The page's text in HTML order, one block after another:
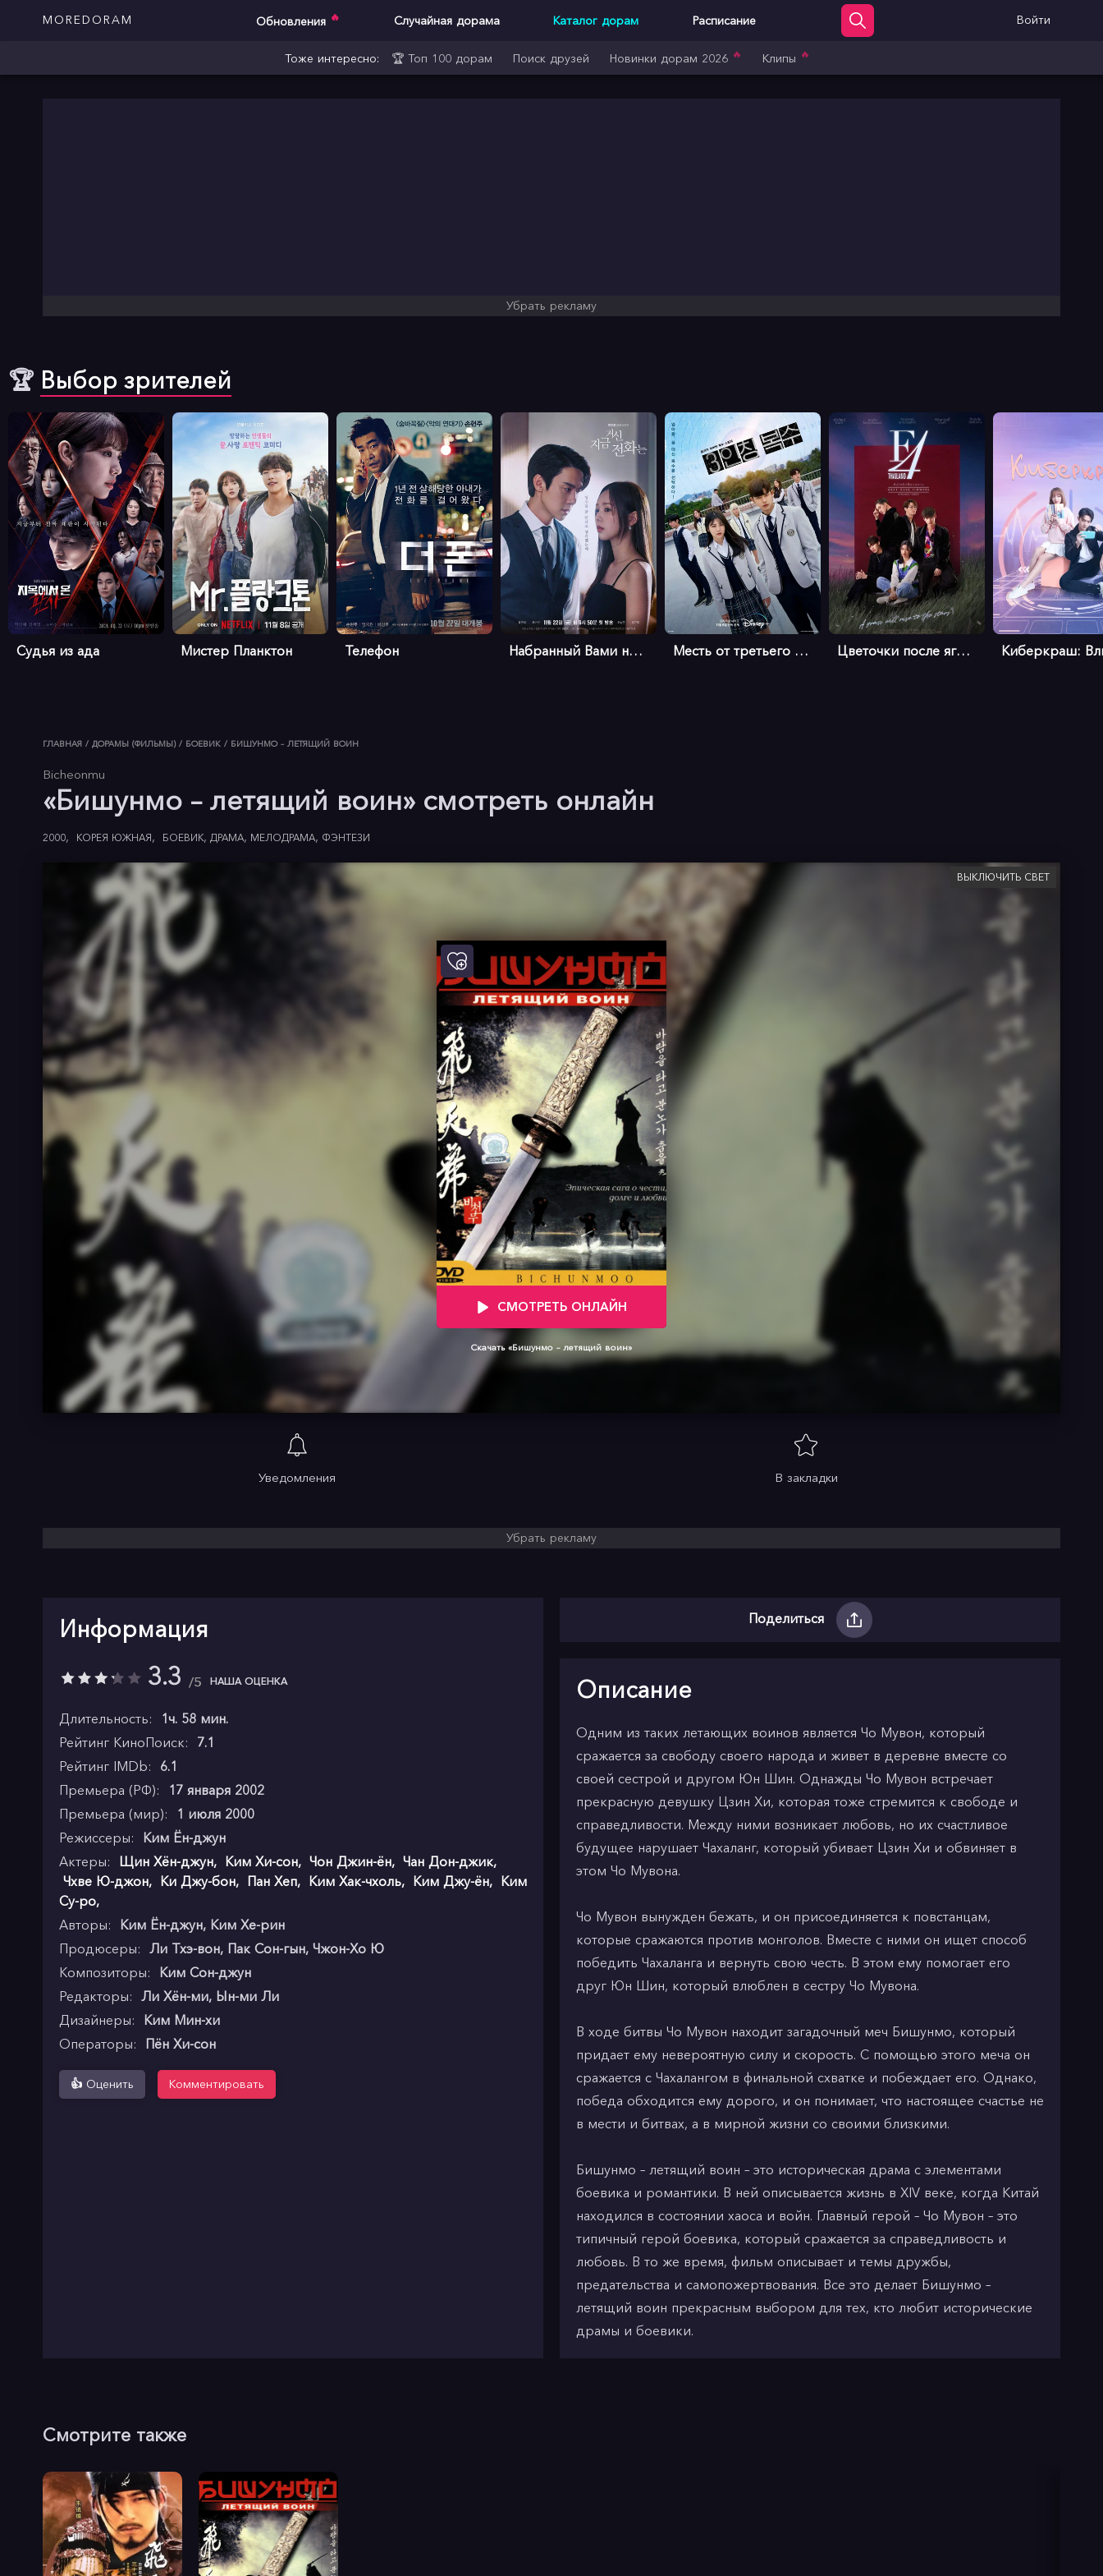
MOREDORAM Обновления 🔥 Случайная дорама Каталог дорам Расписание Войти
Тоже интересно: 🏆 Топ 100 дорам Поиск друзей Новинки дорам 2026 🔥 Клипы 🔥
Убрать рекламу
🏆 Выбор зрителей
Судья из ада Мистер Планктон Телефон Набранный Вами номер Месть от третьего лица Цветочки после ягодок (тайская верс...
ГЛАВНАЯ / ДОРАМЫ (ФИЛЬМЫ) / БОЕВИК / БИШУНМО – ЛЕТЯЩИЙ ВОИН
Bicheonmu
«Бишунмо – летящий воин» смотреть онлайн
2000 КОРЕЯ ЮЖНАЯ БОЕВИК ДРАМА МЕЛОДРАМА ФЭНТЕЗИ
СМОТРЕТЬ ОНЛАЙН
Скачать «Бишунмо – летящий воин»
ВЫКЛЮЧИТЬ СВЕТ
Уведомления В закладки
Убрать рекламу
Информация
3.3 5 НАША ОЦЕНКА
Длительность:
1ч. 58 мин.
Рейтинг КиноПоиск:
7.1
Рейтинг IMDb:
6.1
Премьера (РФ):
17 января 2002
Премьера (мир):
1 июля 2000
Режиссеры:
Ким Ён-джун
Актеры:
Щин Хён-джун, Ким Хи-сон, Чон Джин-ён, Чан Дон-джик,
Чхве Ю-джон, Ки Джу-бон, Пан Хеп, Ким Хак-чхоль, Ким Джу-ён, Ким
Су-ро,
Авторы:
Ким Ён-джун, Ким Хе-рин
Продюсеры: Ли Тхэ-вон, Пак Сон-гын, Чжон-Хо Ю
Композиторы:
Ким Сон-джун
Редакторы: Ли Хён-ми, Ын-ми Ли
Дизайнеры:
Ким Мин-хи
Операторы:
Пён Хи-сон
👍 Оценить Комментировать
Поделиться
Описание
Одним из таких летающих воинов является Чо Мувон, который
сражается за свободу своего народа и живет в деревне вместе со
своей сестрой и другом Юн Шин. Однажды Чо Мувон встречает
прекрасную девушку Цзин Хи, которая тоже стремится к свободе и
справедливости. Между ними возникает любовь, но их счастливое
будущее нарушает Чахаланг, который убивает Цзин Хи и обвиняет в
этом Чо Мувона.
Чо Мувон вынужден бежать, и он присоединяется к повстанцам,
которые сражаются против монголов. Вместе с ними он ищет способ
победить Чахаланга и вернуть свою честь. В этом ему помогает его
друг Юн Шин, который влюблен в сестру Чо Мувона.
В ходе битвы Чо Мувон находит загадочный меч Бишунмо, который
придает ему невероятную силу и скорость. С помощью этого меча он
сражается с Чахалангом в финальной схватке и побеждает его. Однако,
победа обходится ему дорого, и он понимает, что настоящее счастье не
в мести и битвах, а в мирной жизни со своими близкими.
Бишунмо – летящий воин – это историческая драма с элементами
боевика и романтики. В ней описывается жизнь в XIV веке, когда Китай
находился в состоянии хаоса и войн. Главный герой – Чо Мувон – это
типичный герой боевика, который сражается за справедливость и
любовь. В то же время, фильм описывает и темы дружбы,
предательства и самопожертвования. Все это делает Бишунмо –
летящий воин прекрасным выбором для тех, кто любит исторические
драмы и боевики.
Смотрите также